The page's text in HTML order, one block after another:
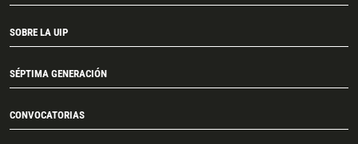
SOBRE LA UIP
SÉPTIMA GENERACIÓN
CONVOCATORIAS